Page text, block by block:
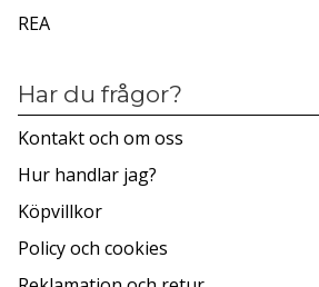
REA
Har du frågor?
Kontakt och om oss
Hur handlar jag?
Köpvillkor
Policy och cookies